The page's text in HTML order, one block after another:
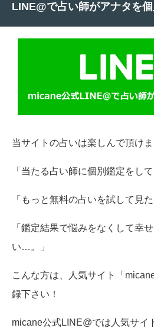
LINE@で占い師がアナタを個
当サイトの占いは楽しんで頂けま
「当たる占い師に個別鑑定をし
「もっと無料の占いを試して見
「鑑定結果で悩みをなくして幸
い…。」
こんな方は、人気サイト「
録下さい！
micane公式LINE@では人気サイ